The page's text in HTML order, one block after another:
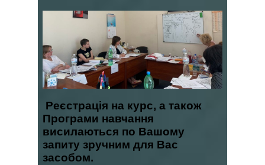
Реєстрація на курс, а також
Програми навчання
висилаються по Вашому
запиту зручним для Вас
засобом.